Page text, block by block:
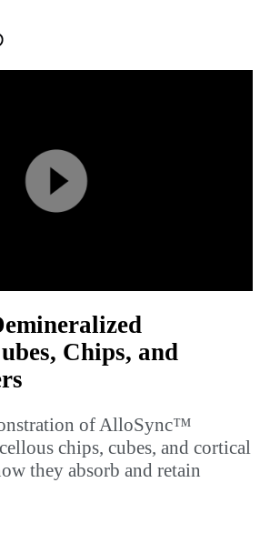
Play
Video
Chips, and
of AlloSync™
chips, cubes, and cortical
they absorb and retain